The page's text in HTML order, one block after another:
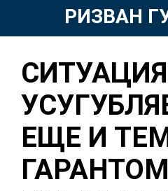
РИЗВАН
СИТУАЦИЯ
ЕЩЕ И
ГАРАНТОМ